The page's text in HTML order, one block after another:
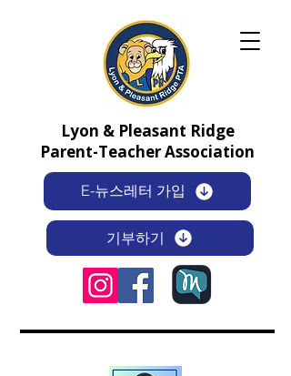
E-뉴스레터 가입
기부하기
Lyon & Pleasant Ridge
Parent-Teacher Association